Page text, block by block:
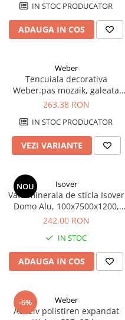
Ipsos si Pasta Imbinare
Profile Gips Carton
Grosime Tabla 0.6MM
Profile UA
IN STOC PRODUCATOR
ADAUGA IN COS
Weber
Tencuiala decorativa
Weber.pas mozaik, galeata
20kg
263,38 RON
IN STOC PRODUCATOR
VEZI VARIANTE
NOU Isover
Vata minerala de sticla Isover
Domo Alu, 100x7500x1200,
9m2/rola
242,00 RON
IN STOC
ADAUGA IN COS
-6% Weber
Adeziv polistiren expandat